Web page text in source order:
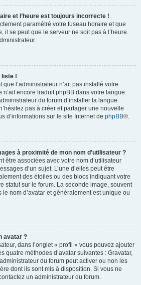
et l’heure est toujours incorrecte !
paramétré votre fuseau horaire et que
il se peut que le serveur ne soit pas à l’heure.
liste !
l’administrateur n’ait pas installé votre
n’ait encore traduit phpBB dans votre langue.
du forum d’installer la langue
pas à créer et partager une nouvelle
d’informations sur le site Internet de phpBB®.
à proximité de mon nom d’utilisateur ?
être associées avec votre nom d’utilisateur
d’un sujet. L’une d’elles peut être
des étoiles ou des blocs indiquant votre
statut sur le forum. La seconde image, souvent
nom d’avatar et généralement est unique ou
avatar ?
dans l’onglet « profil » vous pouvez ajouter
quatre méthodes d’avatar suivantes : Gravatar,
du forum peut activer ou non les
dont ils sont mis à disposition. Si vous ne
un administrateur du forum.